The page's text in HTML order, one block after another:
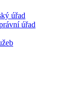
úřad
úřad